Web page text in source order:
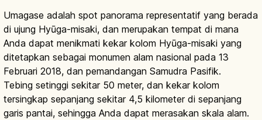
Umagase adalah spot panorama representatif yang berada
di ujung Hyūga-misaki, dan merupakan tempat di mana
Anda dapat menikmati kekar kolom Hyūga-misaki yang
ditetapkan sebagai monumen alam nasional pada 13
Februari 2018, dan pemandangan Samudra Pasifik.
Tebing setinggi sekitar 50 meter, dan kekar kolom
tersingkap sepanjang sekitar 4,5 kilometer di sepanjang
garis pantai, sehingga Anda dapat merasakan skala alam.